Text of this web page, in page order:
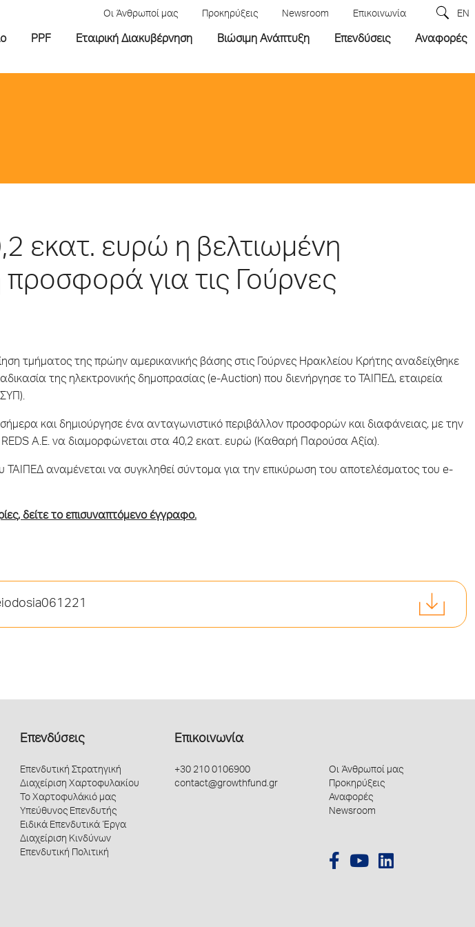
Οι Άνθρωποί μας Προκηρύξεις Newsroom Επικοινωνία EN
PPF Εταιρική Διακυβέρνηση Βιώσιμη Ανάπτυξη Επενδύσεις Αναφορές
εκατ. ευρώ η βελτιωμένη
προσφορά για τις Γούρνες
τμήματος της πρώην αμερικανικής βάσης στις Γούρνες Ηρακλείου Κρήτης αναδείχθηκε
της ηλεκτρονικής δημοπρασίας (e-Auction) που διενήργησε το ΤΑΙΠΕΔ, εταιρεία
και δημιούργησε ένα ανταγωνιστικό περιβάλλον προσφορών και διαφάνειας, με την
Α.Ε. να διαμορφώνεται στα 40,2 εκατ. ευρώ (Καθαρή Παρούσα Αξία).
ΤΑΙΠΕΔ αναμένεται να συγκληθεί σύντομα για την επικύρωση του αποτελέσματος του e-
δείτε το επισυναπτόμενο έγγραφο.
Επενδύσεις
Επενδυτική Στρατηγική
Διαχείριση Χαρτοφυλακίου
Το Χαρτοφυλάκιό μας
Υπεύθυνος Επενδυτής
Ειδικά Επενδυτικά Έργα
Διαχείριση Κινδύνων
Επενδυτική Πολιτική
Επικοινωνία
+30 210 0106900
contact@growthfund.gr
Οι Άνθρωποί μας
Προκηρύξεις
Αναφορές
Newsroom